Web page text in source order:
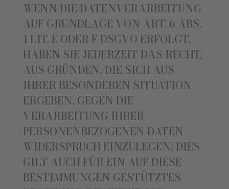
WENN DIE DATENVERARBEITUNG
AUF GRUNDLAGE VON ART. 6 ABS.
1 LIT. E ODER F DSGVO ERFOLGT,
HABEN SIE JEDERZEIT DAS RECHT,
AUS GRÜNDEN, DIE SICH AUS
IHRER BESONDEREN SITUATION
ERGEBEN, GEGEN DIE
VERARBEITUNG IHRER
PERSONENBEZOGENEN DATEN
WIDERSPRUCH EINZULEGEN; DIES
GILT AUCH FÜR EIN AUF DIESE
BESTIMMUNGEN GESTÜTZTES